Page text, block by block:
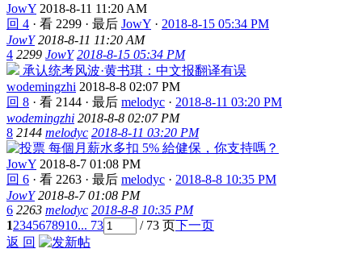
JowY 2018-8-11 11:20 AM
回 4 · 看 2299 · 最后 JowY · 2018-8-15 05:34 PM
JowY 2018-8-11 11:20 AM
4 2299 JowY 2018-8-15 05:34 PM
承认统考风波·黄书琪：中文报翻译有误
wodemingzhi 2018-8-8 02:07 PM
回 8 · 看 2144 · 最后 melodyc · 2018-8-11 03:20 PM
wodemingzhi 2018-8-8 02:07 PM
8 2144 melodyc 2018-8-11 03:20 PM
每個月薪水多扣 5% 給健保，你支持嗎？
JowY 2018-8-7 01:08 PM
回 6 · 看 2263 · 最后 melodyc · 2018-8-8 10:35 PM
JowY 2018-8-7 01:08 PM
6 2263 melodyc 2018-8-8 10:35 PM
12345678910... 73 / 73 页下一页
返 回